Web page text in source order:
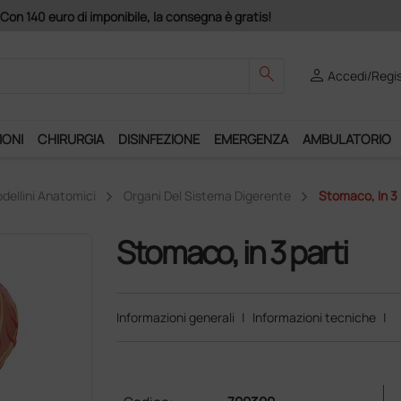
Acquistando il servizio
search personAccedi/
CHIRURGIA DISINFEZIONE EMERGENZA AMBULATORIO
Anatomici Organi Del Sistema Digerente Stomaco, In 3
Stomaco, in 3 parti
Informazioni generali | Informazioni tecniche |